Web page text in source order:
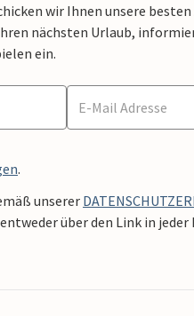
wir Ihnen unsere
nächsten Urlaub,
ein.
.
unserer
über den Link in